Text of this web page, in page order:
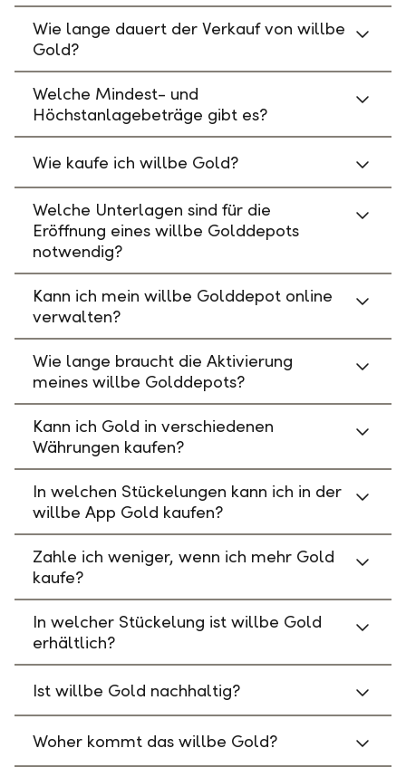
Wie lange dauert der Verkauf von willbe
Gold?
Welche Mindest- und
Höchstanlagebeträge gibt es?
Wie kaufe ich willbe Gold?
Welche Unterlagen sind für die
Eröffnung eines willbe Golddepots
notwendig?
Kann ich mein willbe Golddepot online
verwalten?
Wie lange braucht die Aktivierung
meines willbe Golddepots?
Kann ich Gold in verschiedenen
Währungen kaufen?
In welchen Stückelungen kann ich in der
willbe App Gold kaufen?
Zahle ich weniger, wenn ich mehr Gold
kaufe?
In welcher Stückelung ist willbe Gold
erhältlich?
Ist willbe Gold nachhaltig?
Woher kommt das willbe Gold?